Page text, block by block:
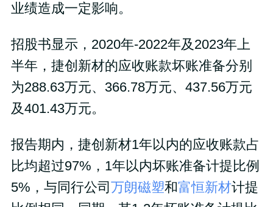
业绩造成一定影响。
招股书显示，2020年-2022年及2023年上
半年，捷创新材的应收账款坏账准备分别
为288.63万元、366.78万元、437.56万元
及401.43万元。
报告期内，捷创新材1年以内的应收账款占
比均超过97%，1年以内坏账准备计提比例
5%，与同行公司 万朗磁塑和富恒新材计提